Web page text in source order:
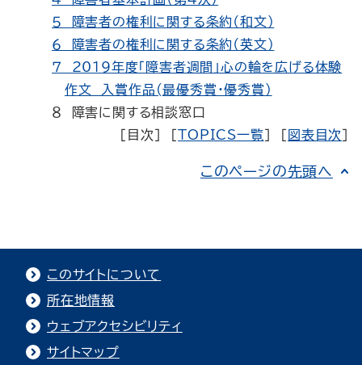
５ 障害者の権利に関する条約（和文）
６ 障害者の権利に関する条約（英文）
７ 2019年度「障害者週間」心の輪を広げる体験
作文 入賞作品(最優秀賞・優秀賞）
８ 障害に関する相談窓口
［目次］ ［TOPICS一覧 図表目次
このページの先頭へ
このサイトについて
所在地情報
ウェブアクセシビリティ
サイトマップ